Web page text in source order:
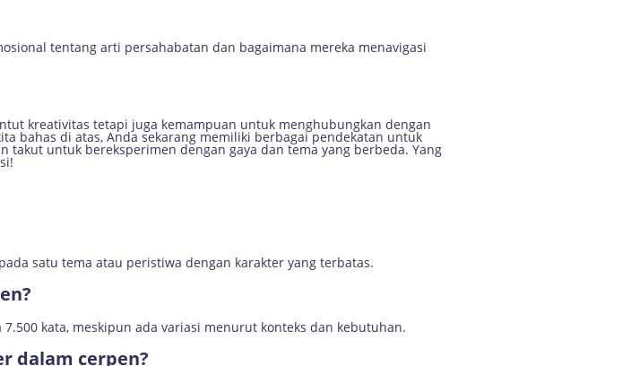
tentang arti persahabatan dan bagaimana mereka menavigasi
kreativitas tetapi juga kemampuan untuk menghubungkan dengan
bahas di atas, Anda sekarang memiliki berbagai pendekatan untuk
untuk bereksperimen dengan gaya dan tema yang berbeda. Yang
satu tema atau peristiwa dengan karakter yang terbatas.
kata, meskipun ada variasi menurut konteks dan kebutuhan.
dalam cerpen?